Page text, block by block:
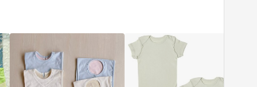
點數資格亦不得使用點數紅包 。 《7》LINE
購物為購物資訊整合性平台，商品資料更新會有
物銷售網頁不符，以銷售網頁標示為準！